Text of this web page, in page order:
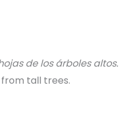
de los árboles altos.
tall trees.